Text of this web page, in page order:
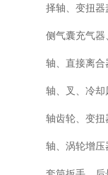
择轴、变扭
侧气囊充气
轴、直接离合
轴、叉、冷
轴齿轮、变扭
轴、涡轮增